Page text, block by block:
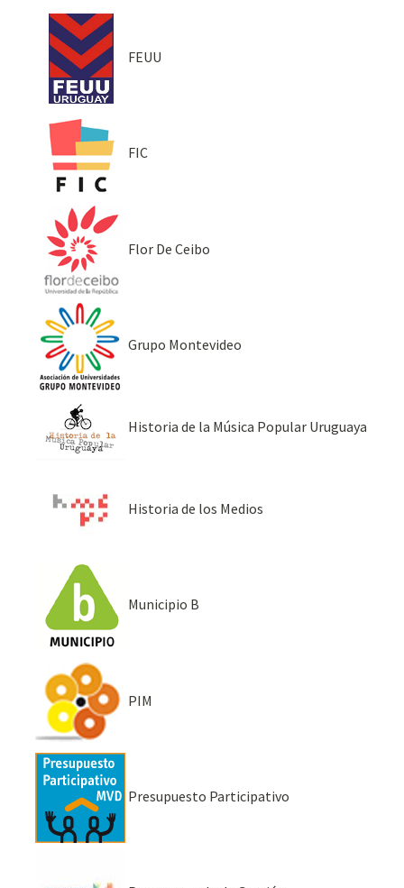
FEUU
FIC
Flor De Ceibo
Grupo Montevideo
Historia de la Música Popular Uruguaya
Historia de los Medios
Municipio B
PIM
Presupuesto Participativo